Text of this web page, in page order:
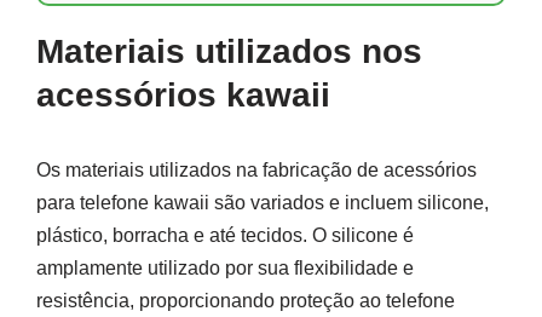
Materiais utilizados nos
acessórios kawaii
Os materiais utilizados na fabricação de acessórios
para telefone kawaii são variados e incluem silicone,
plástico, borracha e até tecidos. O silicone é
amplamente utilizado por sua flexibilidade e
resistência, proporcionando proteção ao telefone